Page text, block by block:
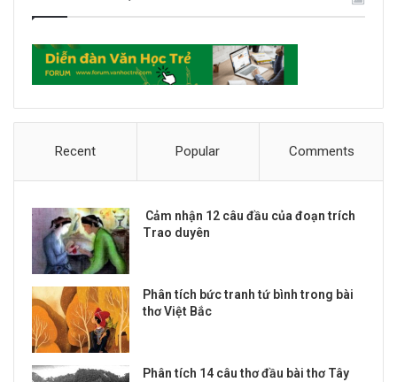
Recent Popular Comments
Cảm nhận 12 câu đầu của đoạn trích
Trao duyên
Phân tích bức tranh tứ bình trong bài
thơ Việt Bắc
Phân tích 14 câu thơ đầu bài thơ Tây